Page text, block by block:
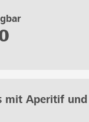
mit Aperitif und